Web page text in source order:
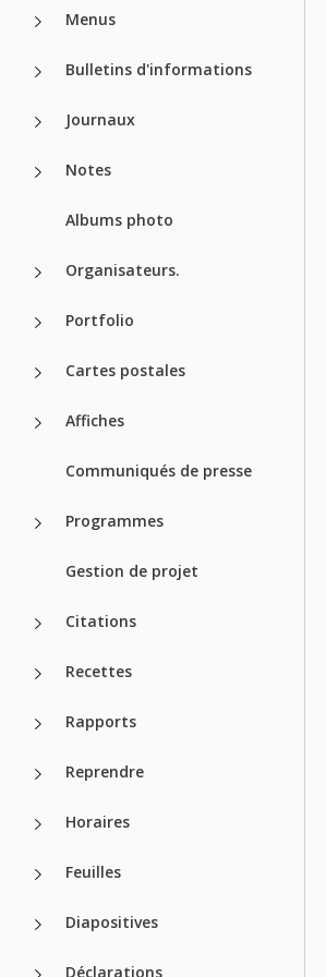
Menus
Bulletins d'informations
Journaux
Notes
Albums photo
Organisateurs.
Portfolio
Cartes postales
Affiches
Communiqués de presse
Programmes
Gestion de projet
Citations
Recettes
Rapports
Reprendre
Horaires
Feuilles
Diapositives
Déclarations